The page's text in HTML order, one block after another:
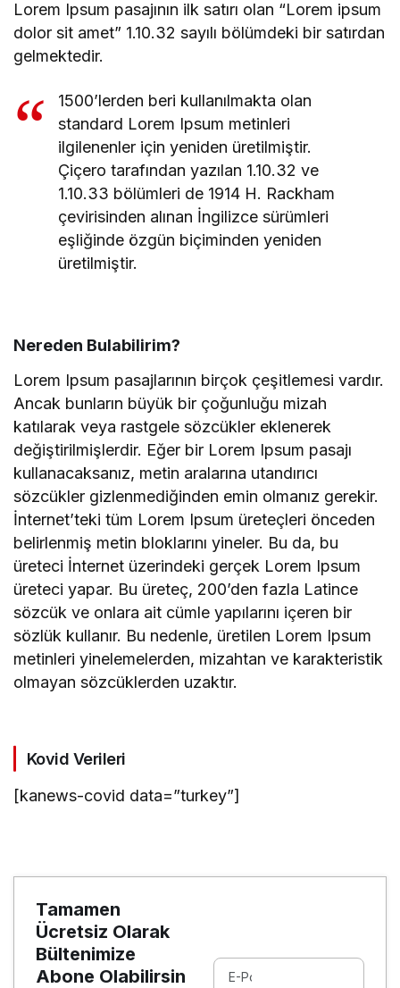
Lorem Ipsum pasajının ilk satırı olan “Lorem ipsum
dolor sit amet” 1.10.32 sayılı bölümdeki bir satırdan
gelmektedir.
1500’lerden beri kullanılmakta olan
standard Lorem Ipsum metinleri
ilgilenenler için yeniden üretilmiştir.
Çiçero tarafından yazılan 1.10.32 ve
1.10.33 bölümleri de 1914 H. Rackham
çevirisinden alınan İngilizce sürümleri
eşliğinde özgün biçiminden yeniden
üretilmiştir.
Nereden Bulabilirim?
Lorem Ipsum pasajlarının birçok çeşitlemesi vardır.
Ancak bunların büyük bir çoğunluğu mizah
katılarak veya rastgele sözcükler eklenerek
değiştirilmişlerdir. Eğer bir Lorem Ipsum pasajı
kullanacaksanız, metin aralarına utandırıcı
sözcükler gizlenmediğinden emin olmanız gerekir.
İnternet’teki tüm Lorem Ipsum üreteçleri önceden
belirlenmiş metin bloklarını yineler. Bu da, bu
üreteci İnternet üzerindeki gerçek Lorem Ipsum
üreteci yapar. Bu üreteç, 200’den fazla Latince
sözcük ve onlara ait cümle yapılarını içeren bir
sözlük kullanır. Bu nedenle, üretilen Lorem Ipsum
metinleri yinelemelerden, mizahtan ve karakteristik
olmayan sözcüklerden uzaktır.
Kovid Verileri
[kanews-covid data=”turkey”]
Tamamen
Ücretsiz Olarak
Bültenimize
Abone Olabilirsin